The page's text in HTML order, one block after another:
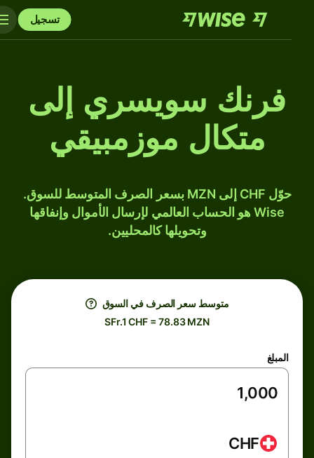
تسجيل
فرنك سويسري إلى
متكال موزمبيقي
حوّل CHF إلى MZN بسعر الصرف المتوسط للسوق.
Wise هو الحساب العالمي لإرسال الأموال وإنفاقها
وتحويلها كالمحليين.
متوسط ​​سعر الصرف في السوق
SFr.1 CHF = 78.83 MZN
المبلغ
CHF